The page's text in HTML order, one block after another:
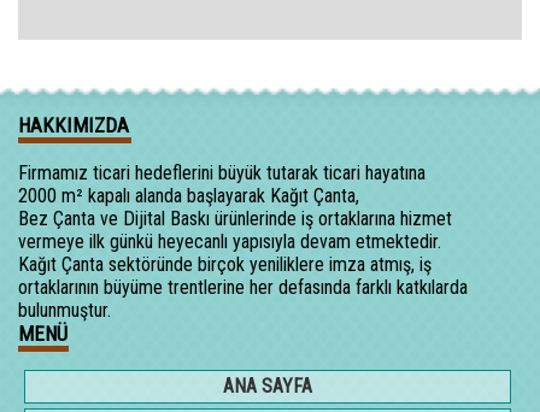
HAKKIMIZDA
Firmamız ticari hedeflerini büyük tutarak ticari hayatına
2000 m² kapalı alanda başlayarak Kağıt Çanta,
Bez Çanta ve Dijital Baskı ürünlerinde iş ortaklarına hizmet
vermeye ilk günkü heyecanlı yapısıyla devam etmektedir.
Kağıt Çanta sektöründe birçok yeniliklere imza atmış, iş
ortaklarının büyüme trentlerine her defasında farklı katkılarda
bulunmuştur.
MENÜ
ANA SAYFA